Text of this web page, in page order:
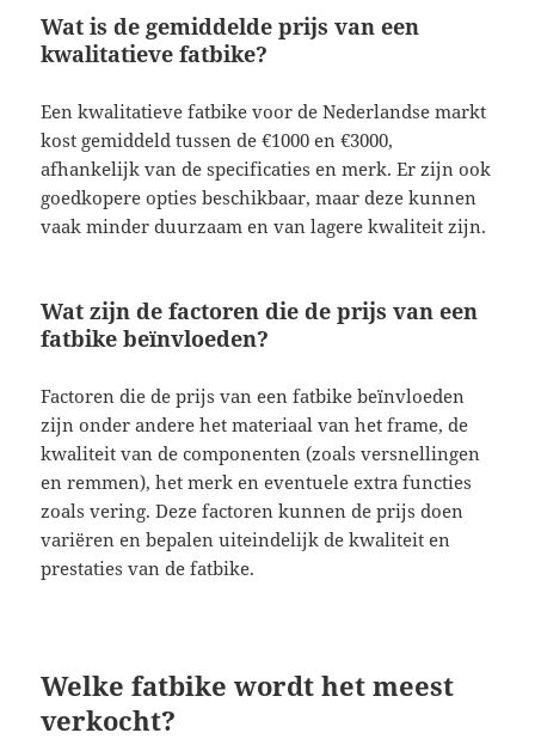
Wat is de gemiddelde prijs van een
kwalitatieve fatbike?
Een kwalitatieve fatbike voor de Nederlandse markt
kost gemiddeld tussen de €1000 en €3000,
afhankelijk van de specificaties en merk. Er zijn ook
goedkopere opties beschikbaar, maar deze kunnen
vaak minder duurzaam en van lagere kwaliteit zijn.
Wat zijn de factoren die de prijs van een
fatbike beïnvloeden?
Factoren die de prijs van een fatbike beïnvloeden
zijn onder andere het materiaal van het frame, de
kwaliteit van de componenten (zoals versnellingen
en remmen), het merk en eventuele extra functies
zoals vering. Deze factoren kunnen de prijs doen
variëren en bepalen uiteindelijk de kwaliteit en
prestaties van de fatbike.
Welke fatbike wordt het meest
verkocht?